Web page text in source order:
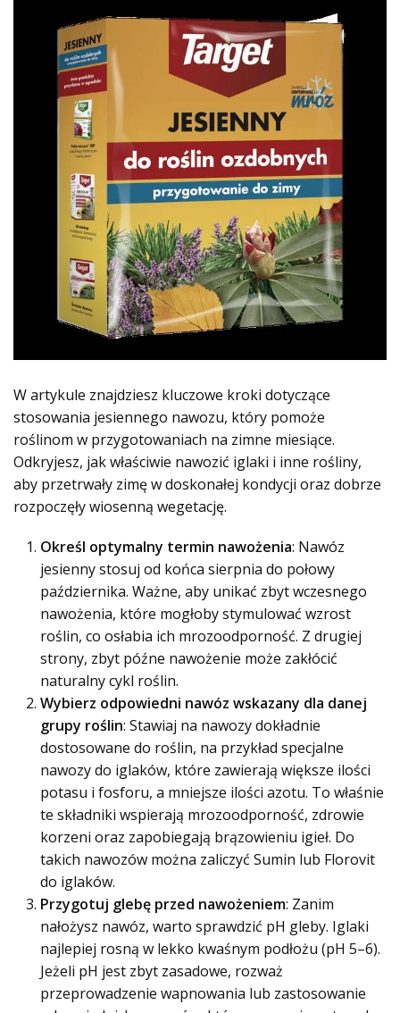
W artykule znajdziesz kluczowe kroki dotyczące
stosowania jesiennego nawozu, który pomoże
roślinom w przygotowaniach na zimne miesiące.
Odkryjesz, jak właściwie nawozić iglaki i inne rośliny,
aby przetrwały zimę w doskonałej kondycji oraz dobrze
rozpoczęły wiosenną wegetację.
Określ optymalny termin nawożenia: Nawóz
jesienny stosuj od końca sierpnia do połowy
października. Ważne, aby unikać zbyt wczesnego
nawożenia, które mogłoby stymulować wzrost
roślin, co osłabia ich mrozoodporność. Z drugiej
strony, zbyt późne nawożenie może zakłócić
naturalny cykl roślin.
Wybierz odpowiedni nawóz wskazany dla danej
grupy roślin: Stawiaj na nawozy dokładnie
dostosowane do roślin, na przykład specjalne
nawozy do iglaków, które zawierają większe ilości
potasu i fosforu, a mniejsze ilości azotu. To właśnie
te składniki wspierają mrozoodporność, zdrowie
korzeni oraz zapobiegają brązowieniu igieł. Do
takich nawozów można zaliczyć Sumin lub Florovit
do iglaków.
Przygotuj glebę przed nawożeniem: Zanim
nałożysz nawóz, warto sprawdzić pH gleby. Iglaki
najlepiej rosną w lekko kwaśnym podłożu (pH 5–6).
Jeżeli pH jest zbyt zasadowe, rozważ
przeprowadzenie wapnowania lub zastosowanie